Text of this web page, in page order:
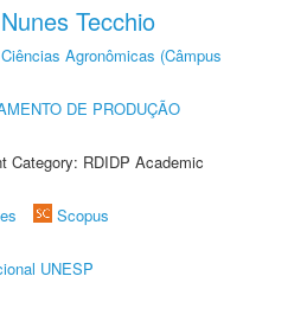
Tecchio
Agronômicas (Câmpus
DE PRODUÇÃO
Category: RDIDP Academic
Scopus
UNESP